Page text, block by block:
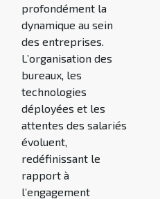
profondément la
dynamique au sein
des entreprises.
L’organisation des
bureaux, les
technologies
déployées et les
attentes des salariés
évoluent,
redéfinissant le
rapport à
l’engagement